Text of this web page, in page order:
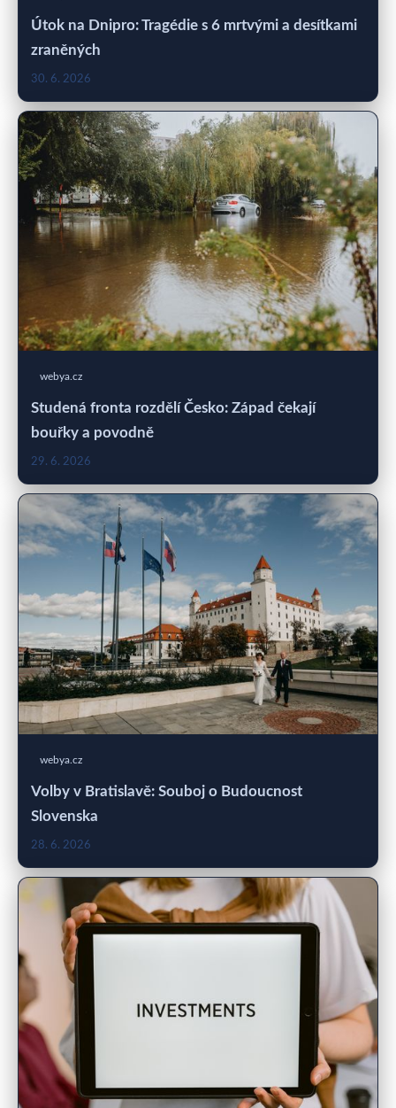
Útok na Dnipro: Tragédie s 6 mrtvými a desítkami
zraněných
30. 6. 2026
webya.cz
Studená fronta rozdělí Česko: Západ čekají
bouřky a povodně
29. 6. 2026
webya.cz
Volby v Bratislavě: Souboj o Budoucnost
Slovenska
28. 6. 2026